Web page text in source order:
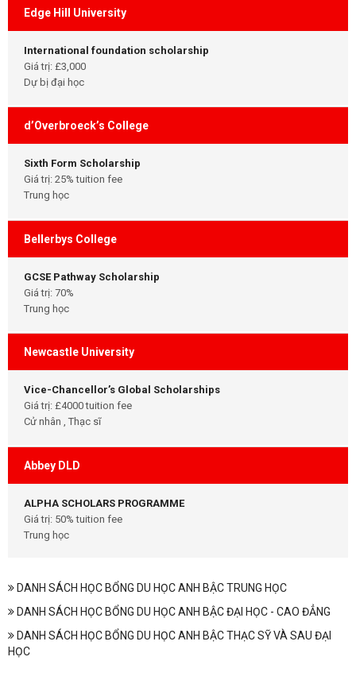
Edge Hill University
International foundation scholarship
Giá trị: £3,000
Dự bị đại học
d’Overbroeck’s College
Sixth Form Scholarship
Giá trị: 25% tuition fee
Trung học
Bellerbys College
GCSE Pathway Scholarship
Giá trị: 70%
Trung học
Newcastle University
Vice-Chancellor’s Global Scholarships
Giá trị: £4000 tuition fee
Cử nhân , Thạc sĩ
Abbey DLD
ALPHA SCHOLARS PROGRAMME
Giá trị: 50% tuition fee
Trung học
DANH SÁCH HỌC BỔNG DU HỌC ANH BẬC TRUNG HỌC
DANH SÁCH HỌC BỔNG DU HỌC ANH BẬC ĐẠI HỌC - CAO ĐẲNG
DANH SÁCH HỌC BỔNG DU HỌC ANH BẬC THẠC SỸ VÀ SAU ĐẠI
HỌC